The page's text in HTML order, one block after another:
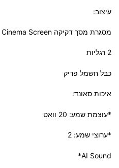
עיצוב:
מסגרת מסך דקיקה Cinema Screen
2 רגליות
כבל חשמל פריק
איכות סאונד:
*עוצמת שמע: 20 וואט
*ערוצי שמע: 2
AI Sound*